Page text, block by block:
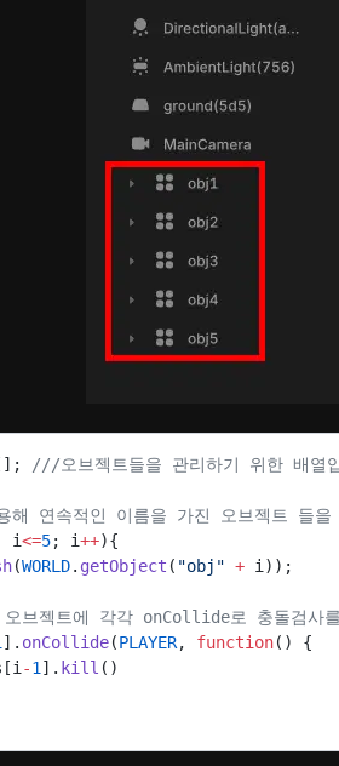
///오브젝트들을 관리하기 위한 배열
연속적인 이름을 가진 오브젝트 들을
i<=5; i++){
(WORLD. getObject ( "obj" + i));
브젝트에 각각 onCollide로 충돌검사
]. onCollide(PLAYER, function() {
-1 ]. kill ()